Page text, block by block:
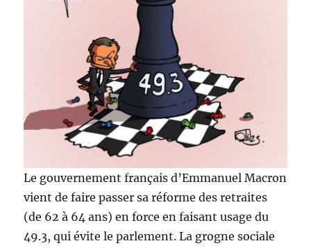
Le gouvernement français d’Emmanuel Macron
vient de faire passer sa réforme des retraites
(de 62 à 64 ans) en force en faisant usage du
49.3, qui évite le parlement. La grogne sociale